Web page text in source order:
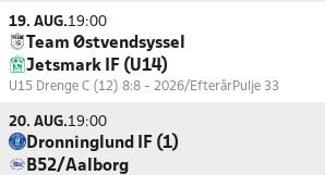
19. AUG.19:00
Team Østvendsyssel
Jetsmark IF (U14)
U15 Drenge C (12) 8:8 - 2026/EfterårPulje 33
20. AUG.19:00
Dronninglund IF (1)
B52/Aalborg